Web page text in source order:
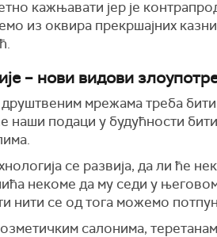
кажњавати јер је
из оквира прекршајних
– нови видови
мрежама треба
наши подаци у будућности
се развија, да ли ће
некоме да му седи у
нити се од тога можемо
салонима,